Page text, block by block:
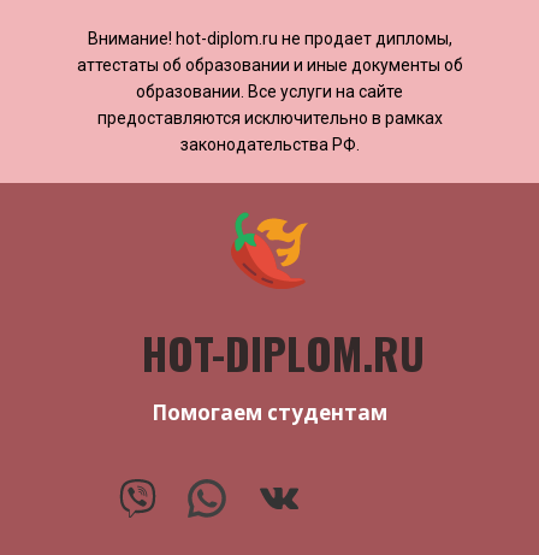
Внимание! ​​​​hot-diplom.ru не продает дипломы,
аттестаты об образовании и иные документы об
образовании. Все услуги на сайте
предоставляются исключительно в рамках
законодательства РФ.
HOT-DIPLOM.RU
Помогаем студентам